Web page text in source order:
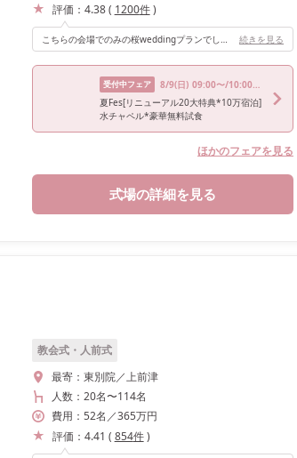
評価： 4.38( 1200件)
こちらの会場でのみの桜weddingプランでしたので、 白い会場に桜のピンクが映えてとても素敵な雰囲気です。 階段からの入場は憧れていたので、プリンセス階段があるところ！あと高砂の後ろが一面ガラスで、外はガーデンになっているので自由に出入り出来るところです。 続きを見る
受付中フェア 8/9(日) 09:00〜/10:00〜/12:00〜/13:30〜/18:00〜
夏Fes[リニューアル20大特典*10万宿泊]
水チャペル*豪華無料試食
ほかのフェアを見る
式場の詳細を見る
教会式・人前式
最寄： 東別院／上前津
人数： 20名〜114名
費用： 52名 ／365万円
評価： 4.41 ( 854件)